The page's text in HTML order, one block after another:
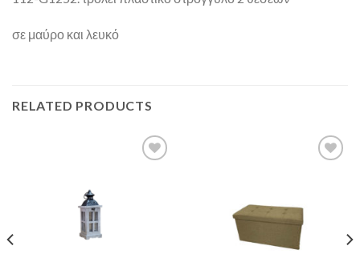
σε μαύρο και λευκό
RELATED PRODUCTS